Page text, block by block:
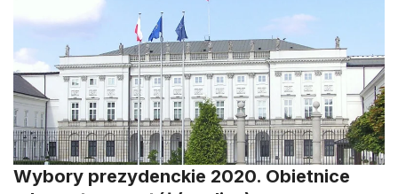
Wybory prezydenckie 2020. Obietnice